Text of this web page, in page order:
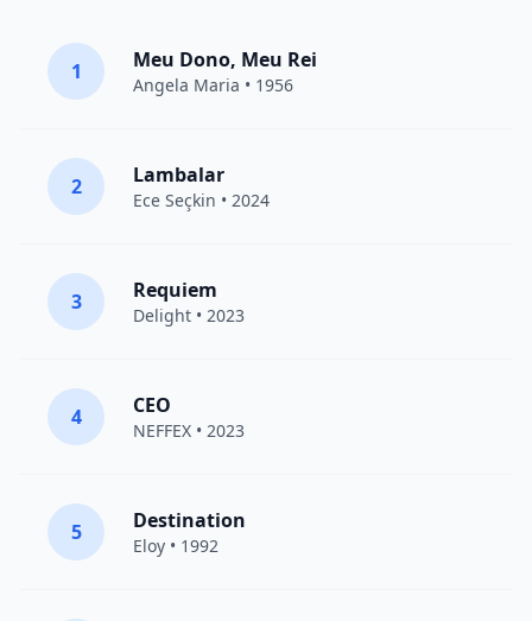
1 Meu Dono, Meu Rei
Angela Maria • 1956
2 Lambalar
Ece Seçkin • 2024
3 Requiem
Delight • 2023
4 CEO
NEFFEX • 2023
5 Destination
Eloy • 1992